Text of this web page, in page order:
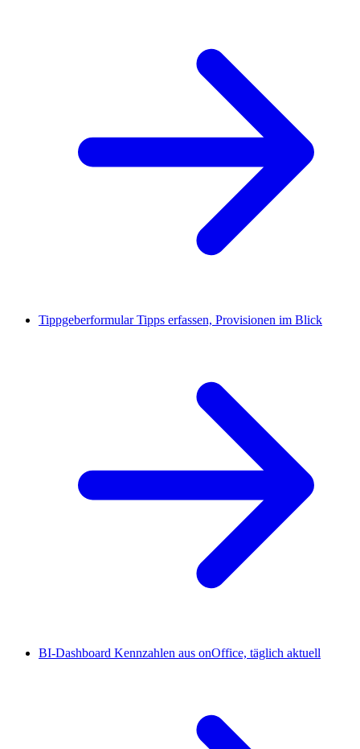
TippgeberformularTipps erfassen, Provisionen im Blick
BI-Dashboard Kennzahlen aus onOffice, täglich aktuell